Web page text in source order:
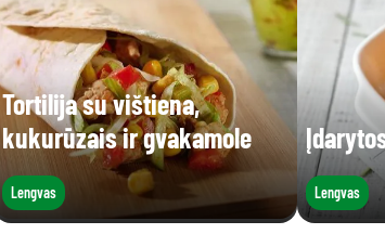
Tortilija su vištiena,
kukurūzais ir gvakamole
Lengvas Lengvas